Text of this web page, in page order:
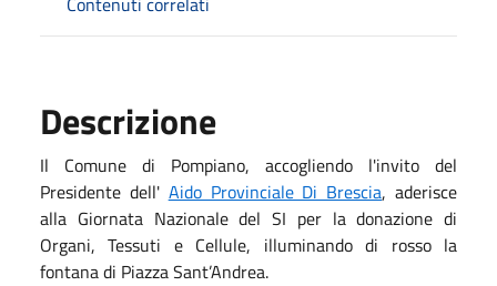
Descrizione
Il Comune di Pompiano, accogliendo l'invito del
Presidente dell' Aido Provinciale Di Brescia, aderisce
alla Giornata Nazionale del SI per la donazione di
Organi, Tessuti e Cellule, illuminando di rosso la
fontana di Piazza Sant’Andrea.